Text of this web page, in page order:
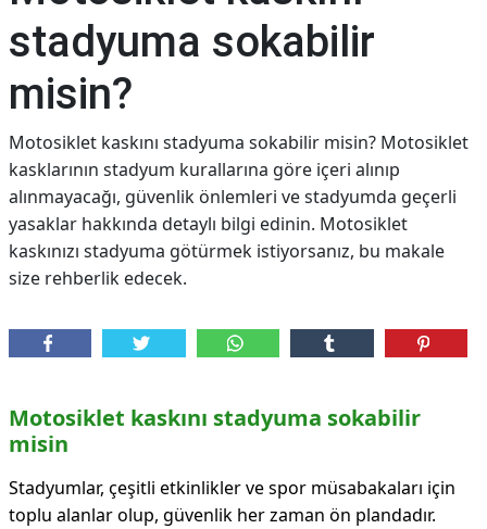
stadyuma sokabilir
misin?
Motosiklet kaskını stadyuma sokabilir misin? Motosiklet
kasklarının stadyum kurallarına göre içeri alınıp
alınmayacağı, güvenlik önlemleri ve stadyumda geçerli
yasaklar hakkında detaylı bilgi edinin. Motosiklet
kaskınızı stadyuma götürmek istiyorsanız, bu makale
size rehberlik edecek.
Motosiklet kaskını stadyuma sokabilir
misin
Stadyumlar, çeşitli etkinlikler ve spor müsabakaları için
toplu alanlar olup, güvenlik her zaman ön plandadır.